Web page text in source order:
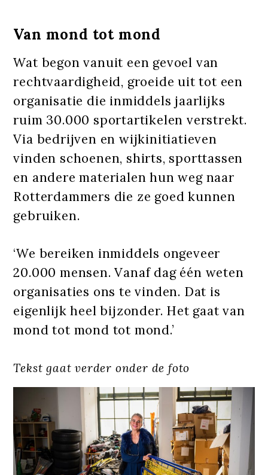
Van mond tot mond
Wat begon vanuit een gevoel van
rechtvaardigheid, groeide uit tot een
organisatie die inmiddels jaarlijks
ruim 30.000 sportartikelen verstrekt.
Via bedrijven en wijkinitiatieven
vinden schoenen, shirts, sporttassen
en andere materialen hun weg naar
Rotterdammers die ze goed kunnen
gebruiken.
‘We bereiken inmiddels ongeveer
20.000 mensen. Vanaf dag één weten
organisaties ons te vinden. Dat is
eigenlijk heel bijzonder. Het gaat van
mond tot mond tot mond.’
Tekst gaat verder onder de foto